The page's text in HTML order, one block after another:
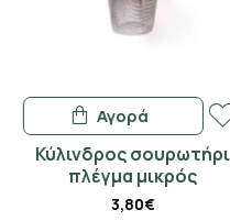
Να μην το δω ξανά
Κύλινδρος σουρωτήρι
πλέγμα μικρός
3,80€
Αγορά